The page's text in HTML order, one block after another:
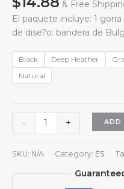
& Free
El paquete incluye: 1
de dise?o: bandera de
Black Deep Heather
Natural
-
de
béisbol
vaquera
con
+ ADD
SKU: N/A Category: ES